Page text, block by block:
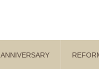
ANNIVERSARY